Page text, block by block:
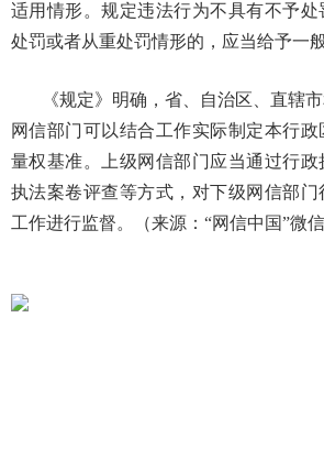
适用情形。规定违法行为不具有不予
处罚或者从重处罚情形的，应当给予一般
《规定》明确，省、自治区、直辖
网信部门可以结合工作实际制定本行
量权基准。上级网信部门应当通过行
执法案卷评查等方式，对下级网信部
工作进行监督。（来源：“网信中国”微信